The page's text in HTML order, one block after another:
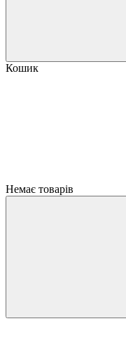
Кошик
Немає товарів